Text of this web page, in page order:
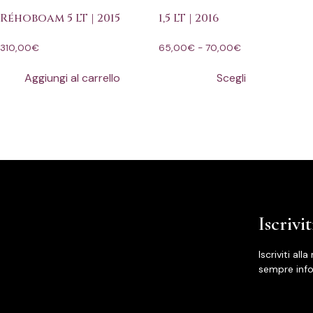
Réhoboam 5 LT | 2015
310,00€
Aggiungi al carrello
1,5 LT | 2016
65,00€ - 70,00€
Scegli
Iscriviti alla
sempre